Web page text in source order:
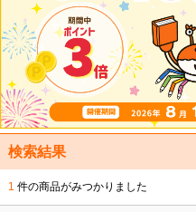
検索結果
1 件の商品がみつかりました